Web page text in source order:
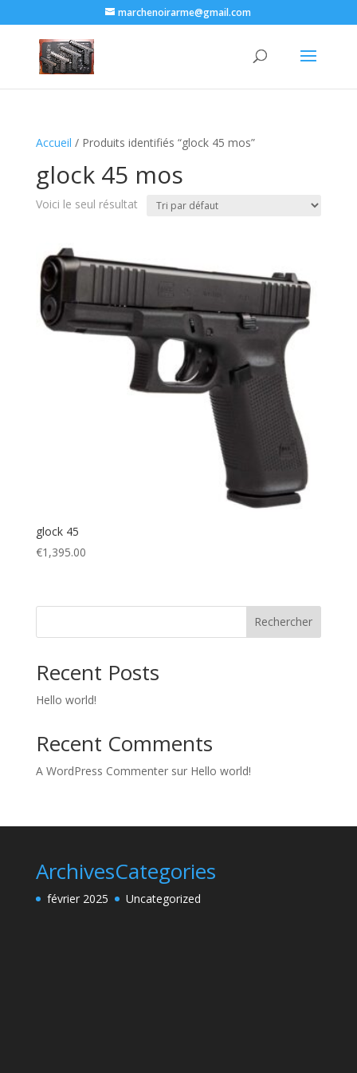
marchenoirarme@gmail.com
Accueil / Produits identifiés “glock 45 mos​”
glock 45 mos​
Voici le seul résultat
glock 45
€1,395.00
Rechercher
Recent Posts
Hello world!
Recent Comments
A WordPress Commentersur Hello world!
Archives
février 2025
Categories
Uncategorized